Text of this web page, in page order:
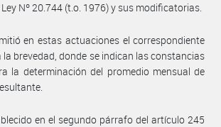
Nº 20.744 (t.o. 1976) y sus modificatorias.
en estas actuaciones el correspondiente
brevedad, donde se indican las constancias
la determinación del promedio mensual de
en el segundo párrafo del artículo 245